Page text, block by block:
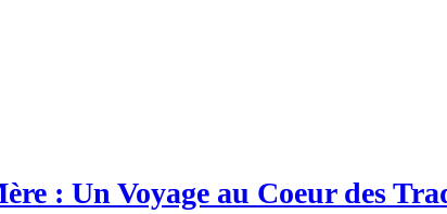
: Un Voyage au Coeur des